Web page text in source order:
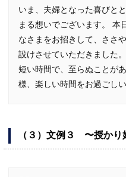
いま、夫婦となった喜びと
まる想いでございます。 本
なさまをお招きして、ささ
設けさせていただきました。
短い時間で、至らぬことが
様、楽しい時間をお過ごし
（３）文例３ 〜授かり